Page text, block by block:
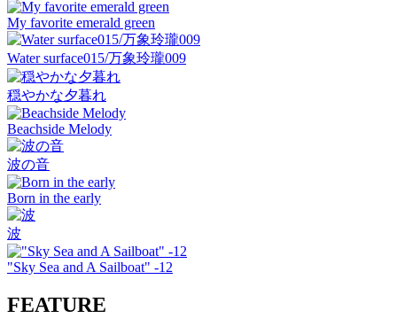
My favorite emerald green
Water surface015/万象玲瓏009
穏やかな夕暮れ
Beachside Melody
波の音
Born in the early
波
"Sky Sea and A Sailboat" -12
FEATURE